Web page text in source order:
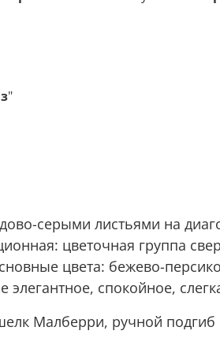
"
серыми листьями на
цветочная группа
цвета: бежево-
спокойное,
Малберри, ручной подгиб